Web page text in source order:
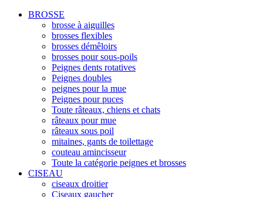
BROSSE
brosse à aiguilles
brosses flexibles
brosses démêloirs
brosses pour sous-poils
Peignes dents rotatives
Peignes doubles
peignes pour la mue
Peignes pour puces
Toute râteaux, chiens et chats
râteaux pour mue
râteaux sous poil
mitaines, gants de toilettage
couteau amincisseur
Toute la catégorie peignes et brosses
CISEAU
ciseaux droitier
Ciseaux gaucher